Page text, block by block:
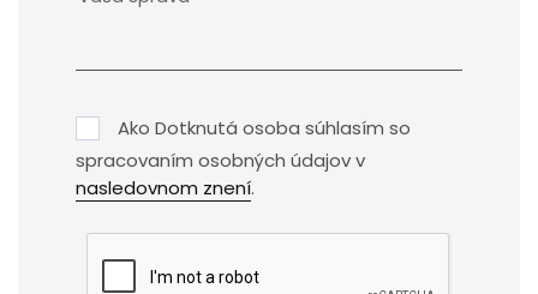
Ako Dotknutá osoba súhlasím so
spracovaním osobných údajov v
nasledovnom znení.